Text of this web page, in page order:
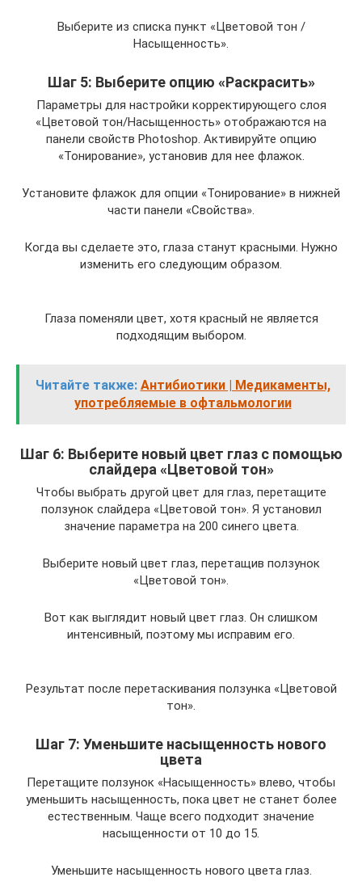
Выберите из списка пункт «Цветовой тон /
Насыщенность».
Шаг 5: Выберите опцию «Раскрасить»
Параметры для настройки корректирующего слоя
«Цветовой тон/Насыщенность» отображаются на
панели свойств Photoshop. Активируйте опцию
«Тонирование», установив для нее флажок.
Установите флажок для опции «Тонирование» в нижней
части панели «Свойства».
Когда вы сделаете это, глаза станут красными. Нужно
изменить его следующим образом.
Глаза поменяли цвет, хотя красный не является
подходящим выбором.
Читайте также: Антибиотики | Медикаменты,
употребляемые в офтальмологии
Шаг 6: Выберите новый цвет глаз с помощью
слайдера «Цветовой тон»
Чтобы выбрать другой цвет для глаз, перетащите
ползунок слайдера «Цветовой тон». Я установил
значение параметра на 200 синего цвета.
Выберите новый цвет глаз, перетащив ползунок
«Цветовой тон».
Вот как выглядит новый цвет глаз. Он слишком
интенсивный, поэтому мы исправим его.
Результат после перетаскивания ползунка «Цветовой
тон».
Шаг 7: Уменьшите насыщенность нового
цвета
Перетащите ползунок «Насыщенность» влево, чтобы
уменьшить насыщенность, пока цвет не станет более
естественным. Чаще всего подходит значение
насыщенности от 10 до 15.
Уменьшите насыщенность нового цвета глаз.